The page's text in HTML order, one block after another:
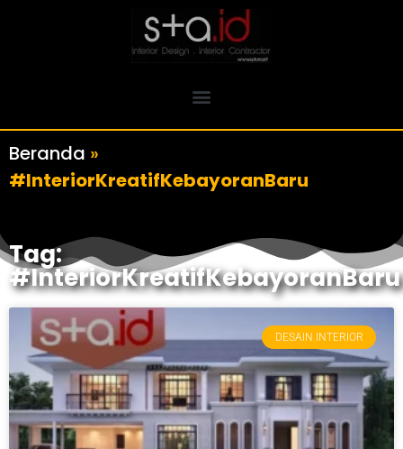
Beranda »
#InteriorKreatifKebayoranBaru
Tag:
#InteriorKreatifKebayoranBaru
DESAIN INTERIOR